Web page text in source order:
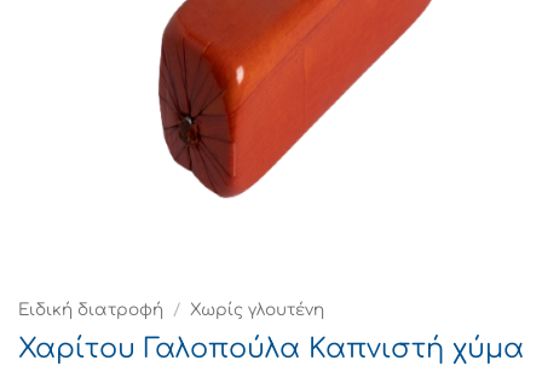
Ειδική διατροφή / Χωρίς γλουτένη
Χαρίτου Γαλοπούλα Καπνιστή χύμα